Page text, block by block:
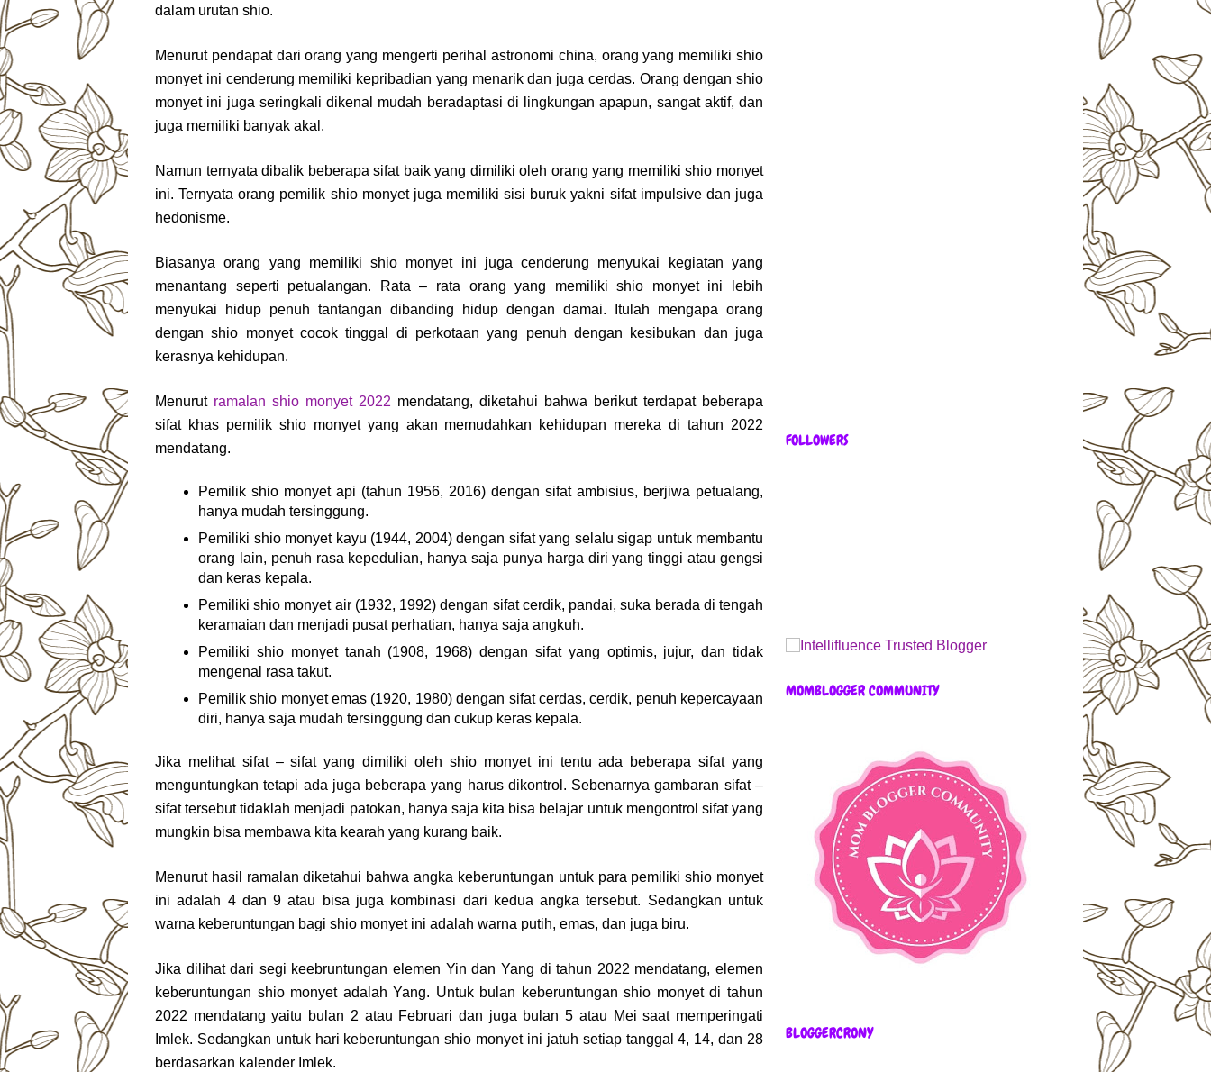
dalam urutan shio.
Menurut pendapat dari orang yang mengerti perihal astronomi china, orang yang memiliki shio
monyet ini cenderung memiliki kepribadian yang menarik dan juga cerdas. Orang dengan shio
monyet ini juga seringkali dikenal mudah beradaptasi di lingkungan apapun, sangat aktif, dan
juga memiliki banyak akal.
Namun ternyata dibalik beberapa sifat baik yang dimiliki oleh orang yang memiliki shio monyet
ini. Ternyata orang pemilik shio monyet juga memiliki sisi buruk yakni sifat impulsive dan juga
hedonisme.
Biasanya orang yang memiliki shio monyet ini juga cenderung menyukai kegiatan yang
menantang seperti petualangan. Rata – rata orang yang memiliki shio monyet ini lebih
menyukai hidup penuh tantangan dibanding hidup dengan damai. Itulah mengapa orang
dengan shio monyet cocok tinggal di perkotaan yang penuh dengan kesibukan dan juga
kerasnya kehidupan.
Menurut ramalan shio monyet 2022 mendatang, diketahui bahwa berikut terdapat beberapa
sifat khas pemilik shio monyet yang akan memudahkan kehidupan mereka di tahun 2022
mendatang.
Pemilik shio monyet api (tahun 1956, 2016) dengan sifat ambisius, berjiwa petualang,
hanya mudah tersinggung.
Pemiliki shio monyet kayu (1944, 2004) dengan sifat yang selalu sigap untuk membantu
orang lain, penuh rasa kepedulian, hanya saja punya harga diri yang tinggi atau gengsi
dan keras kepala.
Pemiliki shio monyet air (1932, 1992) dengan sifat cerdik, pandai, suka berada di tengah
keramaian dan menjadi pusat perhatian, hanya saja angkuh.
Pemiliki shio monyet tanah (1908, 1968) dengan sifat yang optimis, jujur, dan tidak
mengenal rasa takut.
Pemilik shio monyet emas (1920, 1980) dengan sifat cerdas, cerdik, penuh kepercayaan
diri, hanya saja mudah tersinggung dan cukup keras kepala.
Jika melihat sifat – sifat yang dimiliki oleh shio monyet ini tentu ada beberapa sifat yang
menguntungkan tetapi ada juga beberapa yang harus dikontrol. Sebenarnya gambaran sifat –
sifat tersebut tidaklah menjadi patokan, hanya saja kita bisa belajar untuk mengontrol sifat yang
mungkin bisa membawa kita kearah yang kurang baik.
Menurut hasil ramalan diketahui bahwa angka keberuntungan untuk para pemiliki shio monyet
ini adalah 4 dan 9 atau bisa juga kombinasi dari kedua angka tersebut. Sedangkan untuk
warna keberuntungan bagi shio monyet ini adalah warna putih, emas, dan juga biru.
Jika dilihat dari segi keebruntungan elemen Yin dan Yang di tahun 2022 mendatang, elemen
keberuntungan shio monyet adalah Yang. Untuk bulan keberuntungan shio monyet di tahun
2022 mendatang yaitu bulan 2 atau Februari dan juga bulan 5 atau Mei saat memperingati
Imlek. Sedangkan untuk hari keberuntungan shio monyet ini jatuh setiap tanggal 4, 14, dan 28
berdasarkan kalender Imlek.
FOLLOWERS
MOMBLOGGER COMMUNITY
BLOGGERCRONY